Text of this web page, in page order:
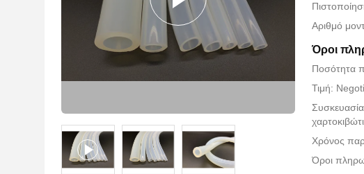
Αριθμό
Όροι
Ποσότητα
Τιμή:
Χρόνος
Όροι